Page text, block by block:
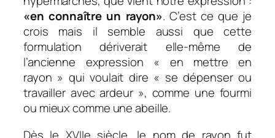
«en connaître un rayon». C’est ce que je
crois mais il semble aussi que cette
formulation dériverait elle-même de
l’ancienne expression « en mettre en
rayon » qui voulait dire « se dépenser ou
travailler avec ardeur », comme une fourmi
ou mieux comme une abeille.